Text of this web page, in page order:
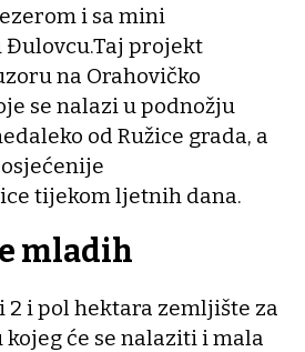
i sa mini
projekt
na Orahovičko
se nalazi u podnožju
od Ružice grada, a
tijekom ljetnih dana.
mladih
2 i pol hektara zemljište za
će se nalaziti i mala